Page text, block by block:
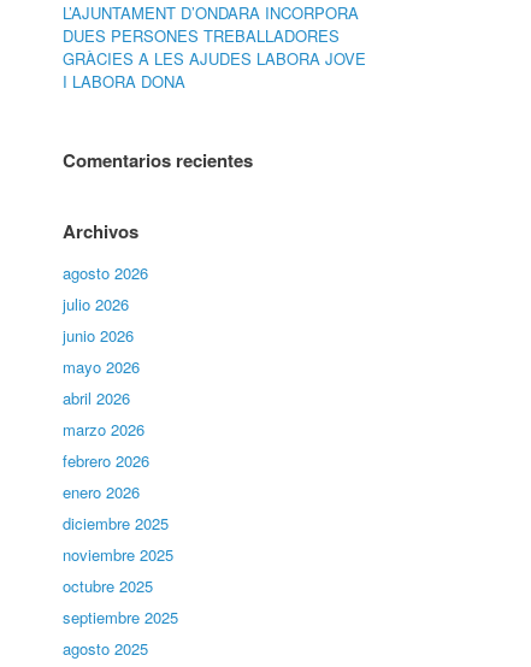
L’AJUNTAMENT D’ONDARA INCORPORA
DUES PERSONES TREBALLADORES
GRÀCIES A LES AJUDES LABORA JOVE
I LABORA DONA
Comentarios recientes
Archivos
agosto 2026
julio 2026
junio 2026
mayo 2026
abril 2026
marzo 2026
febrero 2026
enero 2026
diciembre 2025
noviembre 2025
octubre 2025
septiembre 2025
agosto 2025